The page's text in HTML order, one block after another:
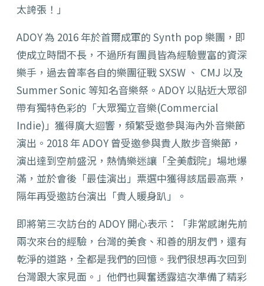
太誇張！」
ADOY 為 2016 年於首爾成軍的 Synth pop 樂團，即
使成立時間不長，不過所有團員皆為經驗豐富的資深
樂手，過去曾率各自的樂團征戰 SXSW 、 CMJ 以及
Summer Sonic 等知名音樂祭。ADOY 以貼近大眾卻
帶有獨特色彩的「大眾獨立音樂(Commercial
Indie)」獲得廣大迴響，頻繁受邀參與海內外音樂節
演出。2018 年 ADOY 曾受邀參與貴人散步音樂節，
演出達到空前盛況，熱情樂迷讓「全美戲院」場地爆
滿，並於會後「最佳演出」票選中獲得該屆最高票，
隔年再受邀訪台演出「貴人暖身趴」。
即將第三次訪台的 ADOY 開心表示：「非常感謝先前
兩次來台的經驗，台灣的美食、和善的朋友們，還有
乾淨的道路，全都是我們的回憶。我們很想再次回到
台灣跟大家見面。」他們也興奮透露這次準備了精彩